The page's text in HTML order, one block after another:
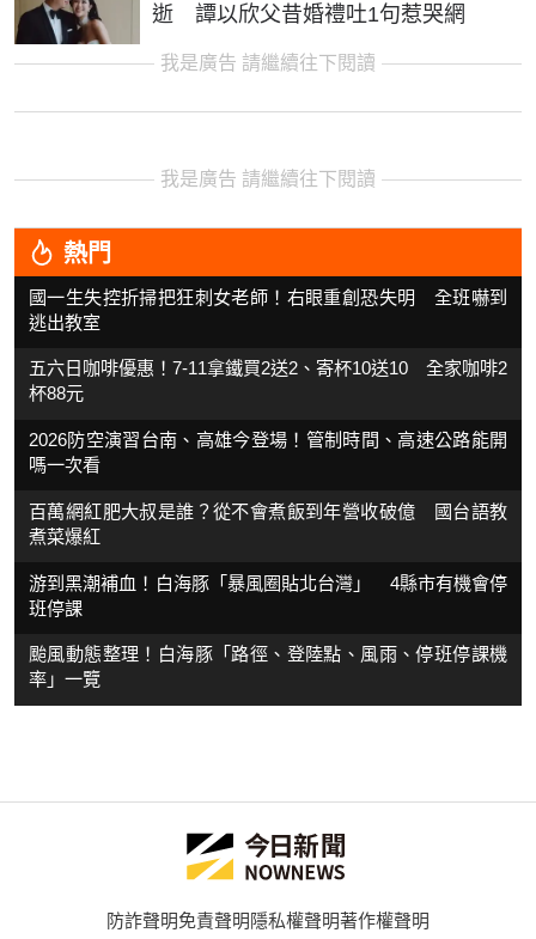
逝 譚以欣父昔婚禮吐1句惹哭網
我是廣告 請繼續往下閱讀
我是廣告 請繼續往下閱讀
熱門
國一生失控折掃把狂刺女老師！右眼重創恐失明 全班嚇到
逃出教室
五六日咖啡優惠！7-11拿鐵買2送2、寄杯10送10 全家咖啡2
杯88元
2026防空演習台南、高雄今登場！管制時間、高速公路能開
嗎一次看
百萬網紅肥大叔是誰？從不會煮飯到年營收破億 國台語教
煮菜爆紅
游到黑潮補血！白海豚「暴風圈貼北台灣」 4縣市有機會停
班停課
颱風動態整理！白海豚「路徑、登陸點、風雨、停班停課機
率」一覽
防詐聲明免責聲明隱私權聲明著作權聲明